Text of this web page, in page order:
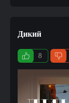
Дикий
8